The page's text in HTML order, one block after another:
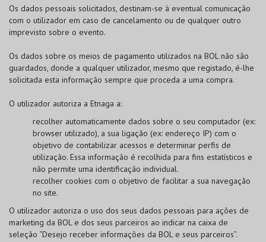
Os dados pessoais solicitados, destinam-se à eventual comunicação
com o utilizador em caso de cancelamento ou de qualquer outro
imprevisto sobre o evento.
Os dados sobre os meios de pagamento utilizados na BOLnão são
guardados, donde a qualquer utilizador, mesmo que registado, é-lhe
solicitada esta informação sempre que proceda a uma compra.
O utilizador autoriza a Etnaga a:
recolher automaticamente dados sobre o seu computador (ex:
browser utilizado), a sua ligação (ex: endereço IP) com o
objetivo de contabilizar acessos e determinar perfis de
utilização. Essa informação é recolhida para fins estatísticos e
não permite uma identificação individual.
recolher cookies com o objetivo de facilitar a sua navegação
no site.
O utilizador autoriza o uso dos seus dados pessoais para ações de
marketing da BOLe dos seus parceiros ao indicar na caixa de
seleção “Desejo receber informações da BOLe seus parceiros”.